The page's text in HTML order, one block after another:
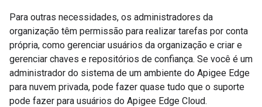
Para outras necessidades, os administradores da
organização têm permissão para realizar tarefas por conta
própria, como gerenciar usuários da organização e criar e
gerenciar chaves e repositórios de confiança. Se você é um
administrador do sistema de um ambiente do Apigee Edge
para nuvem privada, pode fazer quase tudo que o suporte
pode fazer para usuários do Apigee Edge Cloud.